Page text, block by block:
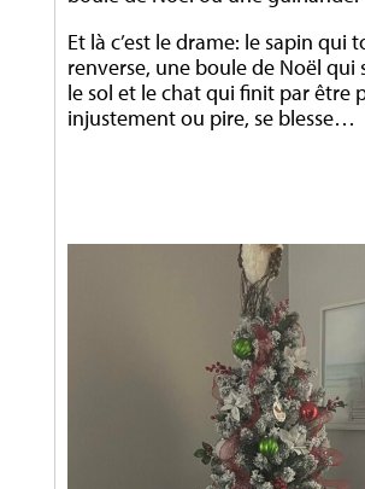
Et là c’est le drame: le sapin qui
renverse, une boule de Noël qui
le sol et le chat qui finit par être
injustement ou pire, se blesse…